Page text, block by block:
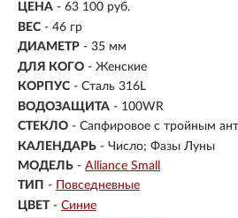
ЦЕНА - 63 100 руб.
ВЕС - 46 гр
ДИАМЕТР - 35 мм
ДЛЯ КОГО - Женские
КОРПУС - Сталь 316L
ВОДОЗАЩИТА - 100WR
СТЕКЛО - Сапфировое с тройным
КАЛЕНДАРЬ - Число; Фазы Луны
МОДЕЛЬ - Alliance Small
ТИП - Повседневные
ЦВЕТ - Синие